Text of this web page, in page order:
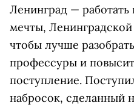
Ленинград — работать
мечты,
чтобы лучше
профессуры и
поступление.
набросок, сделанный